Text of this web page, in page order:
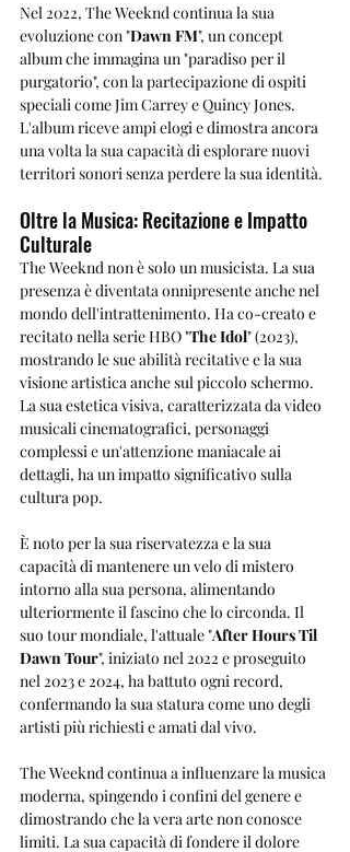
Nel 2022, The Weeknd continua la sua
evoluzione con "Dawn FM", un concept
album che immagina un "paradiso per il
purgatorio", con la partecipazione di ospiti
speciali come Jim Carrey e Quincy Jones.
L'album riceve ampi elogi e dimostra ancora
una volta la sua capacità di esplorare nuovi
territori sonori senza perdere la sua identità.
Oltre la Musica: Recitazione e Impatto
Culturale
The Weeknd non è solo un musicista. La sua
presenza è diventata onnipresente anche nel
mondo dell'intrattenimento. Ha co-creato e
recitato nella serie HBO "The Idol" (2023),
mostrando le sue abilità recitative e la sua
visione artistica anche sul piccolo schermo.
La sua estetica visiva, caratterizzata da video
musicali cinematografici, personaggi
complessi e un'attenzione maniacale ai
dettagli, ha un impatto significativo sulla
cultura pop.
È noto per la sua riservatezza e la sua
capacità di mantenere un velo di mistero
intorno alla sua persona, alimentando
ulteriormente il fascino che lo circonda. Il
suo tour mondiale, l'attuale "After Hours Til
Dawn Tour", iniziato nel 2022 e proseguito
nel 2023 e 2024, ha battuto ogni record,
confermando la sua statura come uno degli
artisti più richiesti e amati dal vivo.
The Weeknd continua a influenzare la musica
moderna, spingendo i confini del genere e
dimostrando che la vera arte non conosce
limiti. La sua capacità di fondere il dolore